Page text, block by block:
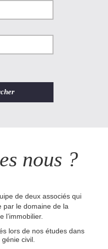
nous ?
de deux associés qui
par le domaine de la
l’immobilier.
lors de nos études dans
civil.